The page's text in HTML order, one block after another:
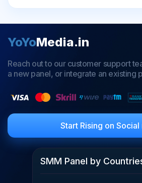
YoYoMedia.in
Reach out to our customer support
a new panel, or integrate an existing
Start Rising on Social
SMM Panel by